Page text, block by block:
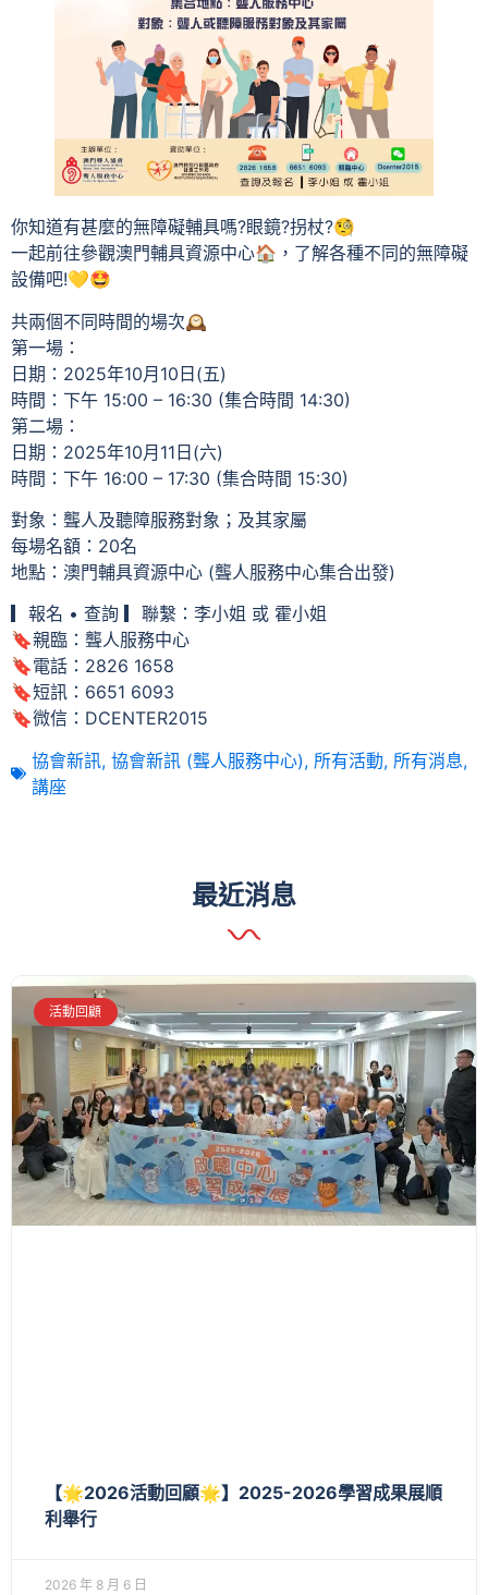
你知道有甚麼的無障礙輔具嗎?眼鏡?拐杖?🧐
一起前往參觀澳門輔具資源中心🏠，了解各種不同的無障礙
設備吧!💛🤩
共兩個不同時間的場次🕰️
第一場：
日期：2025年10月10日(五)
時間：下午 15:00 – 16:30 (集合時間 14:30)
第二場：
日期：2025年10月11日(六)
時間：下午 16:00 – 17:30 (集合時間 15:30)
對象：聾人及聽障服務對象；及其家屬
每場名額：20名
地點：澳門輔具資源中心 (聾人服務中心集合出發)
▎報名 • 查詢 ▎聯繫：李小姐 或 霍小姐
🔖親臨：聾人服務中心
🔖電話：2826 1658
🔖短訊：6651 6093
🔖微信：DCENTER2015
協會新訊, 協會新訊 (聾人服務中心), 所有活動, 所有消息,
講座
最近消息
活動回顧
【🌟2026活動回顧🌟】2025-2026學習成果展順
利舉行
2026 年 8 月 6 日